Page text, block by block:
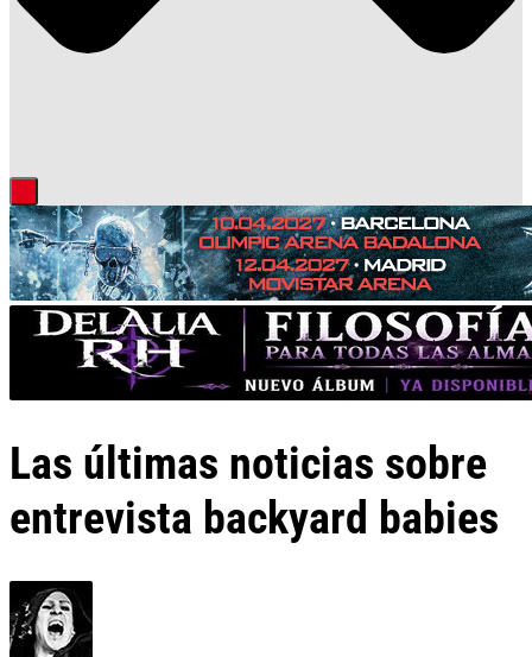
Las últimas noticias sobre
entrevista backyard babies